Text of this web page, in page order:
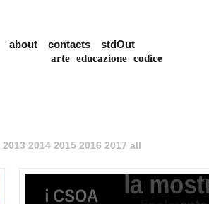
about contacts stdOut
arte educazione codice
2013 2014 2015 2016 2017 all